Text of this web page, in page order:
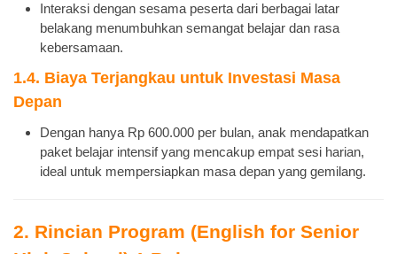
Interaksi dengan sesama peserta dari berbagai latar
belakang menumbuhkan semangat belajar dan rasa
kebersamaan.
1.4. Biaya Terjangkau untuk Investasi Masa
Depan
Dengan hanya Rp 600.000 per bulan, anak mendapatkan
paket belajar intensif yang mencakup empat sesi harian,
ideal untuk mempersiapkan masa depan yang gemilang.
2. Rincian Program (English for Senior